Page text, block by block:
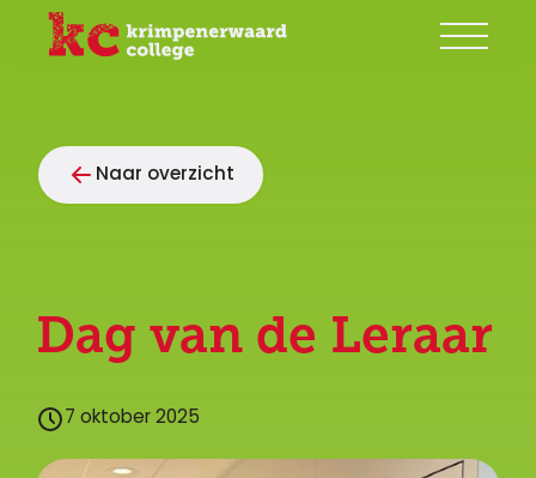
Onze school
Groep 7/8
Leerlingen
Contact
Naar overzicht
Dag van de Leraar
7 oktober 2025